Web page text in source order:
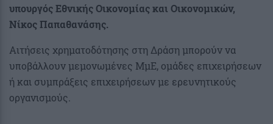
υπουργός Εθνικής Οικονομίας και Οικονομικών,
Νίκος Παπαθανάσης.
Αιτήσεις χρηματοδότησης στη Δράση μπορούν να
υποβάλλουν μεμονωμένες ΜμΕ, ομάδες επιχειρήσεων
ή και συμπράξεις επιχειρήσεων με ερευνητικούς
οργανισμούς.